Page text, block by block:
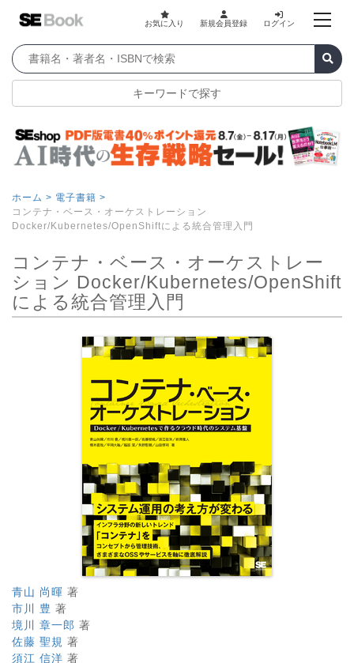
お気に入り 新規会員登録 ログイン
キーワードで探す
ホーム > 電子書籍 >
コンテナ・ベース・オーケストレーション
Docker/Kubernetes/OpenShiftによる統合管理入門
コンテナ・ベース・オーケストレー
ション Docker/Kubernetes/OpenShift
による統合管理入門
青山 尚暉 著
市川 豊 著
境川 章一郎 著
佐藤 聖規 著
須江 信洋 著